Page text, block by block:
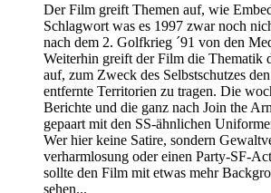
Der Film greift Themen auf, wie
Schlagwort was es 1997 zwar noch
nach dem 2. Golfkrieg ´91 von den
Weiterhin greift der Film die Thematik
auf, zum Zweck des Selbstschutzes
entfernte Territorien zu tragen. Die
Berichte und die ganz nach Join the
gepaart mit den SS-ähnlichen
Wer hier keine Satire, sondern
verharmlosung oder einen Party-SF-
sollte den Film mit etwas mehr
sehen...